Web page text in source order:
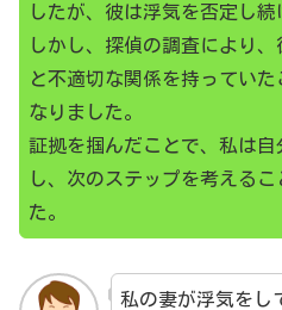
したが、彼は浮気を否定し続
しかし、探偵の調査により
と不適切な関係を持っていた
なりました。
証拠を掴んだことで、私は自
し、次のステップを考えるこ
た。
私の妻が浮気をし